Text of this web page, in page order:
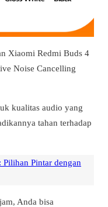
Xiaomi Redmi Buds 4
Noise Cancelling
kualitas audio yang
tahan terhadap
Pintar dengan
Anda bisa